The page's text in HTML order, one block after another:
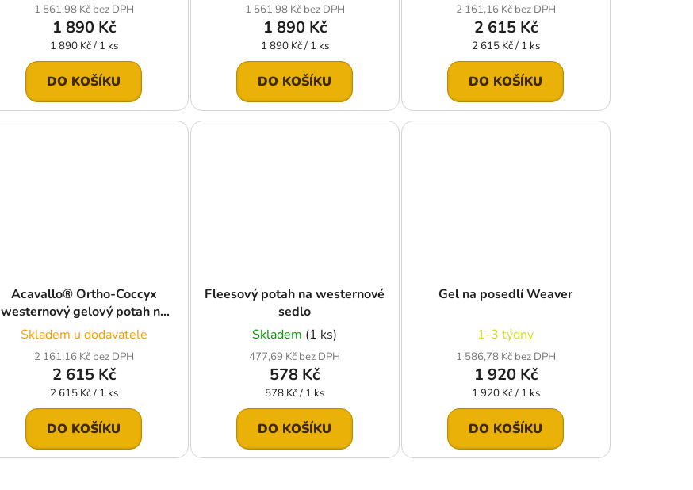
1 561,98 Kč bez DPH
1 890 Kč
Měrná
cena:
1 890 Kč / 1 ks
DO KOŠÍKU
1 561,98 Kč bez DPH
1 890 Kč
Měrná
cena:
1 890 Kč / 1 ks
DO KOŠÍKU
2 161,16 Kč bez DPH
2 615 Kč
Měrná
cena:
2 615 Kč / 1 ks
DO KOŠÍKU
Acavallo® Ortho-Coccyx
westernový gelový potah na
posedlí s Dri-Lex,černý
Skladem u dodavatele
2 161,16 Kč bez DPH
2 615 Kč
Měrná
cena:
2 615 Kč / 1 ks
DO KOŠÍKU
Fleesový potah na westernové
sedlo
Skladem (1 ks)
477,69 Kč bez DPH
578 Kč
Měrná
cena:
578 Kč / 1 ks
DO KOŠÍKU
Gel na posedlí Weaver
1-3 týdny
1 586,78 Kč bez DPH
1 920 Kč
Měrná
cena:
1 920 Kč / 1 ks
DO KOŠÍKU